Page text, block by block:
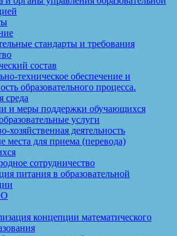
стандарты и требования
состав
техническое обеспечение и
образовательного процесса.
среда
и меры поддержки обучающихся
услуги
хозяйственная деятельность
места для приема (перевода)
сотрудничество
питания в образовательной
концепции математического